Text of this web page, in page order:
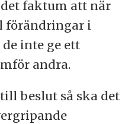
faktum att när
förändringar i
inte ge ett
andra.
beslut så ska det